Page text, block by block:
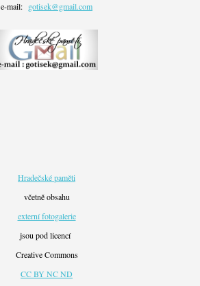
e-mail: gotisek@gmail.com
Hradečské paměti
včetně obsahu
externí fotogalerie
jsou pod licencí
Creative Commons
CC BY NC ND